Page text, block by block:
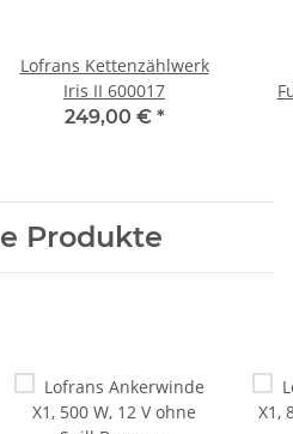
Lofrans Kettenzählwerk
Iris II 600017
249,00 € *
Produkte